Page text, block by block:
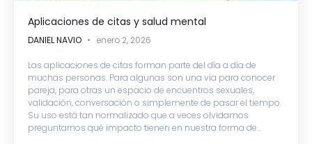
Aplicaciones de citas y salud mental
DANIEL NAVIO enero 2, 2026
Las aplicaciones de citas forman parte del día a día de
muchas personas. Para algunas son una vía para conocer
pareja, para otras un espacio de encuentros sexuales,
validación, conversación o simplemente de pasar el tiempo.
Su uso está tan normalizado que a veces olvidamos
preguntarnos qué impacto tienen en nuestra forma de...